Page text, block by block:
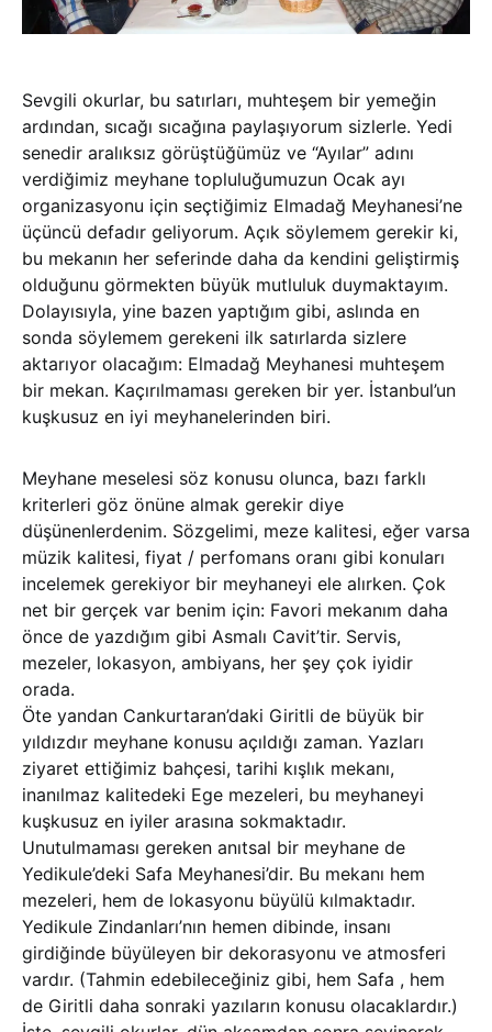
Sevgili okurlar, bu satırları, muhteşem bir yemeğin
ardından, sıcağı sıcağına paylaşıyorum sizlerle. Yedi
senedir aralıksız görüştüğümüz ve “Ayılar” adını
verdiğimiz meyhane topluluğumuzun Ocak ayı
organizasyonu için seçtiğimiz Elmadağ Meyhanesi’ne
üçüncü defadır geliyorum. Açık söylemem gerekir ki,
bu mekanın her seferinde daha da kendini geliştirmiş
olduğunu görmekten büyük mutluluk duymaktayım.
Dolayısıyla, yine bazen yaptığım gibi, aslında en
sonda söylemem gerekeni ilk satırlarda sizlere
aktarıyor olacağım: Elmadağ Meyhanesi muhteşem
bir mekan. Kaçırılmaması gereken bir yer. İstanbul’un
kuşkusuz en iyi meyhanelerinden biri.
Meyhane meselesi söz konusu olunca, bazı farklı
kriterleri göz önüne almak gerekir diye
düşünenlerdenim. Sözgelimi, meze kalitesi, eğer varsa
müzik kalitesi, fiyat / perfomans oranı gibi konuları
incelemek gerekiyor bir meyhaneyi ele alırken. Çok
net bir gerçek var benim için: Favori mekanım daha
önce de yazdığım gibi Asmalı Cavit’tir. Servis,
mezeler, lokasyon, ambiyans, her şey çok iyidir
orada.
Öte yandan Cankurtaran’daki Giritli de büyük bir
yıldızdır meyhane konusu açıldığı zaman. Yazları
ziyaret ettiğimiz bahçesi, tarihi kışlık mekanı,
inanılmaz kalitedeki Ege mezeleri, bu meyhaneyi
kuşkusuz en iyiler arasına sokmaktadır.
Unutulmaması gereken anıtsal bir meyhane de
Yedikule’deki Safa Meyhanesi’dir. Bu mekanı hem
mezeleri, hem de lokasyonu büyülü kılmaktadır.
Yedikule Zindanları’nın hemen dibinde, insanı
girdiğinde büyüleyen bir dekorasyonu ve atmosferi
vardır. (Tahmin edebileceğiniz gibi, hem Safa , hem
de Giritli daha sonraki yazıların konusu olacaklardır.)